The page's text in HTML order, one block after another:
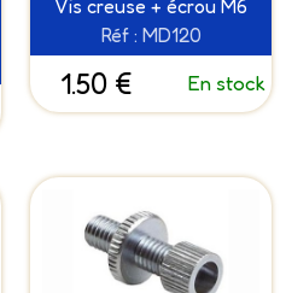
Vis creuse + écrou M6
Réf : MD120
1.50 € En stock